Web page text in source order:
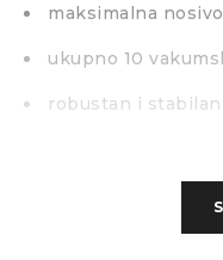
maksimalna
ukupno 10
robustan i stabilan